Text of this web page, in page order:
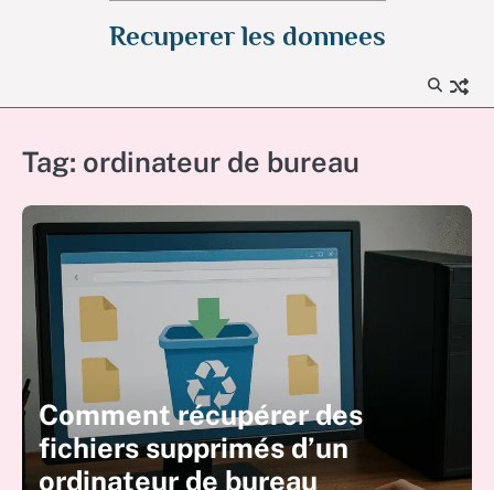
Recuperer les donnees
Tag: ordinateur de bureau
Comment récupérer des
fichiers supprimés d’un
ordinateur de bureau